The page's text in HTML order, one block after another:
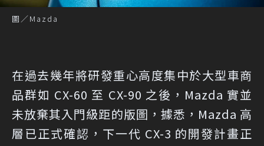
圖／Mazda
在過去幾年將研發重心高度集中於大型車商
品群如 CX-60 至 CX-90 之後，Mazda 實並
未放棄其入門級距的版圖，據悉，Mazda 高
層已正式確認，下一代 CX-3 的開發計畫正